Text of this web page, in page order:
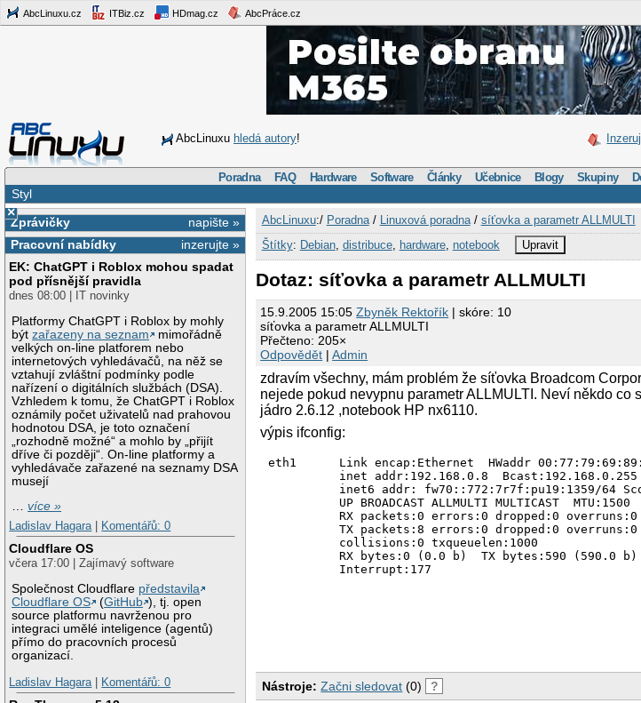
AbcLinuxu.cz ITBiz.cz HDmag.cz AbcPráce.cz
AbcLinuxu hledá autory!
Poradna FAQ Hardware Software Články Učebnice Blogy Skupiny
Styl
×
napište »
Zprávičky
inzerujte »
Pracovní nabídky
EK: ChatGPT i Roblox mohou spadat
pod přísnější pravidla
dnes 08:00 | IT novinky
Platformy ChatGPT i Roblox by mohly
býtzařazeny na seznam
mimořádně
velkých on-line platforem nebo
internetových vyhledávačů, na něž se
vztahují zvláštní podmínky podle
nařízení o digitálních službách (DSA).
Vzhledem k tomu, že ChatGPT i Roblox
oznámily počet uživatelů nad prahovou
hodnotou DSA, je toto označení
„rozhodně možné“ a mohlo by „přijít
dříve či později“. On-line platformy a
vyhledávače zařazené na seznamy DSA
musejí
…více »
Ladislav Hagara
Komentářů: 0
Cloudflare OS
včera 17:00 | Zajímavý software
Společnost Cloudflare představila
Cloudflare OS
(GitHub ), tj. open
source platformu navrženou pro
integraci umělé inteligence (agentů)
přímo do pracovních procesů
organizací.
Ladislav Hagara
Komentářů: 0
AbcLinuxu:/ Poradna/ Linuxová poradna/ síťovka a parametr ALLMULTI
Štítky: Debian, distribuce, hardware, notebook Upravit
Dotaz: síťovka a parametr ALLMULTI
15.9.2005 15:05Zbyněk Rektořík | skóre: 10
síťovka a parametr ALLMULTI
Přečteno: 205×
Odpovědět |Admin
zdravím všechny, mám problém že síťovka Broadcom
nejede pokud nevypnu parametr ALLMULTI. Neví někdo co
jádro 2.6.12 ,notebook HP nx6110.
výpis ifconfig:
eth1      Link encap:Ethernet  HWaddr
inet addr:192.168.0.8
inet6 addr: fw70::772:7r7f:pu19:1359/64
UP BROADCAST ALLMULTI MULTICAST  MTU:1500
RX packets:0 errors:0 dropped:0 overruns:0
TX packets:8 errors:0 dropped:0 overruns:0
          collisions:0 txqueuelen:1000
          RX bytes:0 (0.0 b)  TX bytes:590 (590.0 b)
          Interrupt:177
Nástroje: Začni sledovat (0) ?